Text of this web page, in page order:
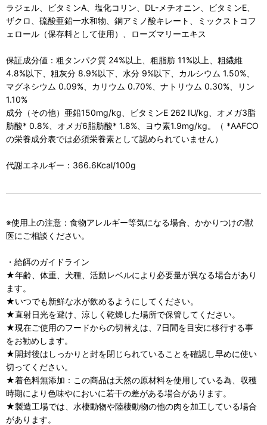
ラジェル、ビタミンA、塩化コリン、DL-メチオニン、ビタミンE、
ザクロ、硫酸亜鉛一水和物、銅アミノ酸キレート、ミックストコフ
ェロール（保存料として使用）、ローズマリーエキス
保証成分値：粗タンパク質 24%以上、粗脂肪 11%以上、粗繊維
4.8%以下、粗灰分 8.9%以下、水分 9%以下、カルシウム 1.50%、
マグネシウム 0.09%、カリウム 0.70%、ナトリウム 0.30%、リン
1.10%
成分（その他）亜鉛150mg/kg、ビタミンE 262 IU/kg、オメガ3脂
肪酸* 0.8%、オメガ6脂肪酸* 1.8%、ヨウ素1.9mg/kg。（ *AAFCO
の栄養成分表では必須栄養素として認められていません）
代謝エネルギー：366.6Kcal/100g
※使用上の注意：食物アレルギー等気になる場合、かかりつけの獣
医にご相談ください。
・給餌のガイドライン
★年齢、体重、犬種、活動レベルにより必要量が異なる場合があり
ます。
★いつでも新鮮な水が飲めるようにしてください。
★直射日光を避け、涼しく乾燥した場所で保管してください。
★現在ご使用のフードからの切替えは、7日間を目安に移行する事
をお勧めします。
★開封後はしっかりと封を閉じられていることを確認し早めに使い
切ってください。
★着色料無添加：この商品は天然の原材料を使用している為、収穫
時期により色味やにおいに若干の差がある場合があります。
★製造工場では、水棲動物や陸棲動物の他の肉を加工している場合
があります。